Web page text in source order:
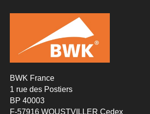
BWK France
1 rue des Postiers
BP 40003
F-57916 WOUSTVILLER Cedex